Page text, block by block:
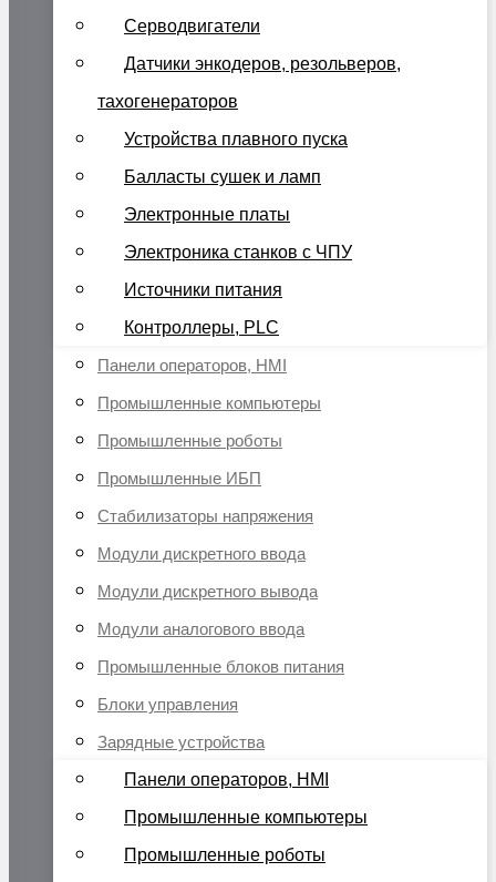
Серводвигатели
Датчики энкодеров, резольверов,
тахогенераторов
Устройства плавного пуска
Балласты сушек и ламп
Электронные платы
Электроника станков с ЧПУ
Источники питания
Контроллеры, PLC
Панели операторов, HMI
Промышленные компьютеры
Промышленные роботы
Промышленные ИБП
Стабилизаторы напряжения
Модули дискретного ввода
Модули дискретного вывода
Модули аналогового ввода
Промышленные блоков питания
Блоки управления
Зарядные устройства
Панели операторов, HMI
Промышленные компьютеры
Промышленные роботы